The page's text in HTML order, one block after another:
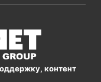
контент